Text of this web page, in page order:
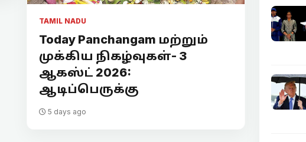
TAMIL NADU
Today Panchangam மற்றும்
முக்கிய நிகழ்வுகள்- 3
ஆகஸ்ட் 2026:
ஆடிப்பெருக்கு
5 days ago